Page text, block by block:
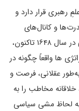
رهبری قرار دارد و
و کانال‌های
پشت پرده می‌آید که به اعتقاد وی، از توافق صلح وستفالی در سال ۱۶۴۸ تاکنون،
‌ها واقعاً چگونه در
عقلانی، فرصت و
مخاطب را به
لحاظ مشی سیاسی